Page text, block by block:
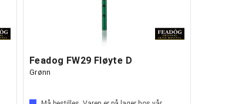
Feadog FW29 Fløyte D
Grønn